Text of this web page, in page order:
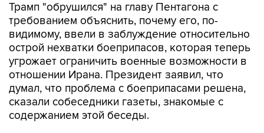
Трамп "обрушился" на главу Пентагона с
требованием объяснить, почему его, по-
видимому, ввели в заблуждение относительно
острой нехватки боеприпасов, которая теперь
угрожает ограничить военные возможности в
отношении Ирана. Президент заявил, что
думал, что проблема с боеприпасами решена,
сказали собеседники газеты, знакомые с
содержанием этой беседы.